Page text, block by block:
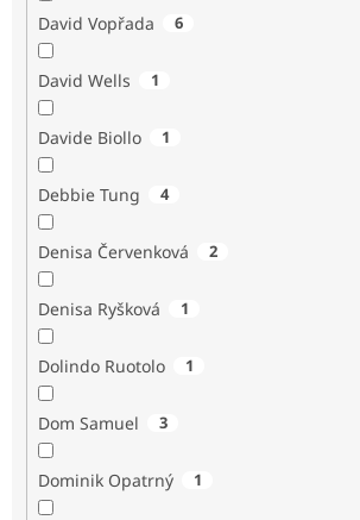
David Vopřada 6
David Wells 1
Davide Biollo 1
Debbie Tung 4
Denisa Červenková 2
Denisa Ryšková 1
Dolindo Ruotolo 1
Dom Samuel 3
Dominik Opatrný 1